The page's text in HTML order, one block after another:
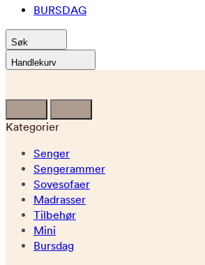
BURSDAG
Søk
Handlekurv
Kategorier
Senger
Sengerammer
Sovesofaer
Madrasser
Tilbehør
Mini
Bursdag